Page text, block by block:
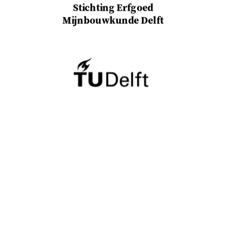
Stichting Erfgoed
Mijnbouwkunde Delft